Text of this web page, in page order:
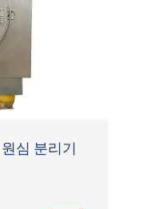
심 분리기